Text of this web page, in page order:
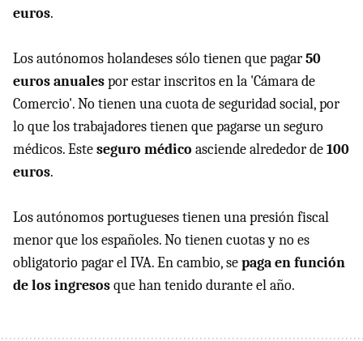
euros.
Los autónomos holandeses sólo tienen que pagar50
euros anualespor estar inscritos en la 'Cámara de
Comercio'. No tienen una cuota de seguridad social, por
lo que los trabajadores tienen que pagarse un seguro
médicos. Esteseguro médico asciende alrededor de100
euros.
Los autónomos portugueses tienen una presión fiscal
menor que los españoles. No tienen cuotas y no es
obligatorio pagar el IVA. En cambio, sepaga en función
de los ingresosque han tenido durante el año.